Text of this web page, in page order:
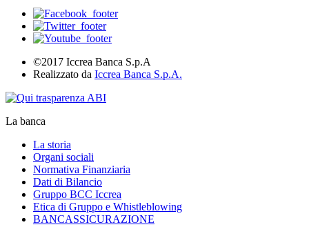
©2017 Iccrea Banca S.p.A
Realizzato da Iccrea Banca S.p.A.
La banca
La storia
Organi sociali
Normativa Finanziaria
Dati di Bilancio
Gruppo BCC Iccrea
Etica di Gruppo e Whistleblowing
BANCASSICURAZIONE